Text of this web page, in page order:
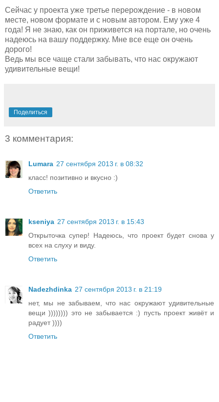
Сейчас у проекта уже третье перерождение - в новом
месте, новом формате и с новым автором. Ему уже 4
года! Я не знаю, как он приживется на портале, но очень
надеюсь на вашу поддержку. Мне все еще он очень
дорого!
Ведь мы все чаще стали забывать, что нас окружают
удивительные вещи!
Поделиться
3 комментария:
Lumara 27 сентября 2013 г. в 08:32
класс! позитивно и вкусно :)
Ответить
kseniya 27 сентября 2013 г. в 15:43
Открыточка супер! Надеюсь, что проект будет снова у
всех на слуху и виду.
Ответить
Nadezhdinka 27 сентября 2013 г. в 21:19
нет, мы не забываем, что нас окружают удивительные
вещи )))))))) это не забывается :) пусть проект живёт и
радует ))))
Ответить